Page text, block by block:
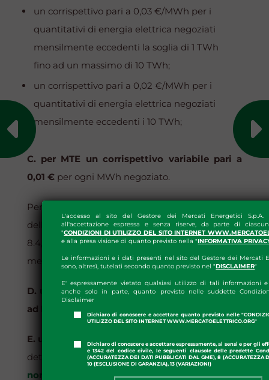
L'accesso al sito del Gestore dei Mercati Energetici S.p.A.
all'accettazione espressa e senza riserve, da parte di
"CONDIZIONI DI UTILIZZO DEL SITO INTERNET
e alla presa visione di quanto previsto nella "INFORMATIVA
Le informazioni e i dati presenti nel sito del Gestore dei Mercati
sono, altresì, tutelati secondo quanto previsto nel "DISCLAIMER"
E' espressamente vietato qualsiasi utilizzo di tali informazioni
anche solo in parte, quanto previsto nelle suddette
Disclaimer
Dichiaro di conoscere e accettare quanto previsto nelle
UTILIZZO DEL SITO INTERNET WWW.MERCATOELETTRICO.ORG"
Dichiaro di conoscere e accettare espressamente, ai sensi e per gli
e 1342 del codice civile, le seguenti clausole delle predette
(ACCURATEZZA DEI DATI PUBBLICATI DAL GME), 8 (ACCURATEZZA
10 (ESCLUSIONE DI GARANZIA), 13 (VARIAZIONI)
un corrispettivo pari a 0,03 €/MWh per i
quantitativi di energia elettrica negoziati
mensilmente eccedenti la soglia di 1 TWh
fino ad un massimo di 10 TWh;
un corrispettivo pari a 0,02 €/MWh per i
quantitativi di energia elettrica negoziati
mensilmente eccedenti i 10 TWh;
C. per MTE un corrispettivo variabile pari a
0,01 €per ogni MWh negoziato.
Per i servizi di trasmissione ad ACER dei dati e
delle informazioni di cui all’Articolo 8, comma
8.4, della Disciplina ME, gli operatori del
mercato elettrico versano, inoltre:
D. un corrispettivo fisso annuo OMPR ME pari
ad Euro 300,00;
E. un corrispettivo variabile records
based-fee
determinato sulla base di quanto previsto dalla
normativa UE di volta in volta vigentee